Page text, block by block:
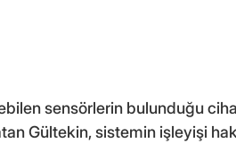
sensörlerin bulunduğu
Gültekin, sistemin işleyişi